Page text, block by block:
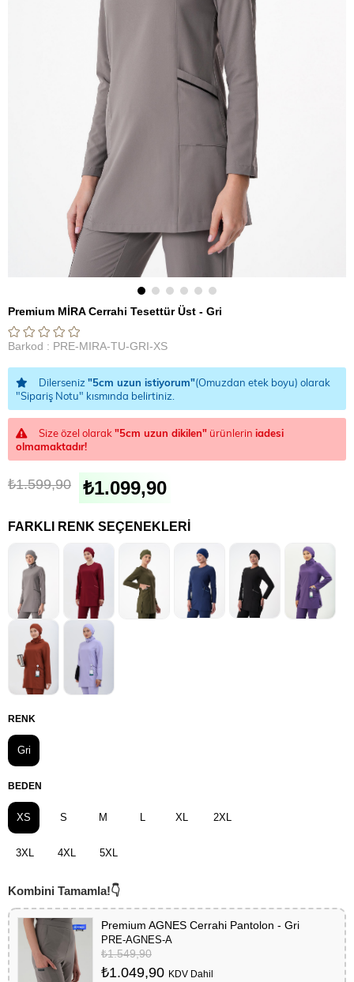
Premium MİRA Cerrahi Tesettür Üst - Gri
Barkod : PRE-MIRA-TU-GRI-XS
Dilerseniz "5cm uzun istiyorum"(Omuzdan etek boyu) olarak
"Sipariş Notu" kısmında belirtiniz.
Size özel olarak "5cm uzun dikilen" ürünlerin iadesi
olmamaktadır!
₺1.599,90 ₺1.099,90
FARKLI RENK SEÇENEKLERI
RENK
Gri
BEDEN
XS S M L XL 2XL
3XL 4XL 5XL
Premium AGNES Cerrahi Pantolon - Gri
PRE-AGNES-A
₺1.549,90
₺1.049,90 KDV Dahil